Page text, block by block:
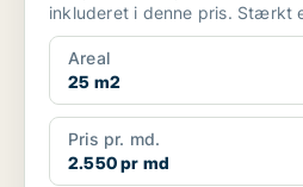
inkluderet i denne pris. Stærkt erhvervsområde med
stor...
Areal
25 m2
Pris pr. md.
2.550 pr md